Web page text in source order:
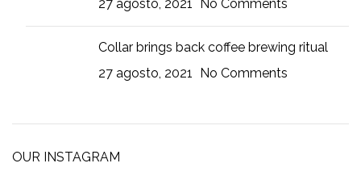
27 agosto, 2021 No Comments
Collar brings back coffee brewing ritual
27 agosto, 2021 No Comments
OUR INSTAGRAM